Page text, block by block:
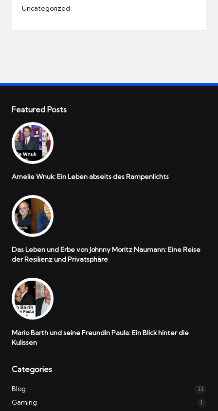
Uncategorized
Featured Posts
Amelie Wnuk: Ein Leben abseits des Rampenlichts
Das Leben und Erbe von Johnny Moritz Naumann: Eine Reise
der Resilienz und Privatsphäre
Mario Barth und seine Freundin Paula: Ein Blick hinter die
Kulissen
Categories
Blog 33
Gaming 1